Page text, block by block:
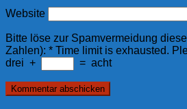
Website
Bitte löse zur Spamvermeidung
Zahlen): * Time limit is exhausted.
drei + = acht